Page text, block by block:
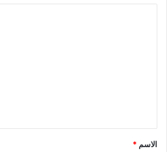
*
الاسم *